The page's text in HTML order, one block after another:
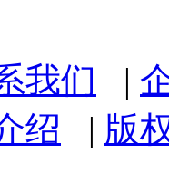
我们 |
绍 | 版